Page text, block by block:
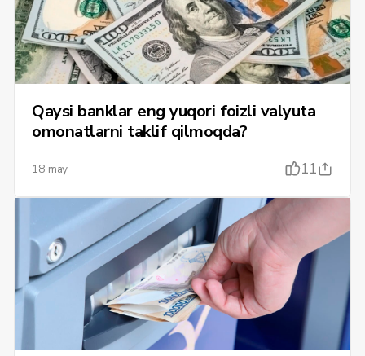
Qaysi banklar eng yuqori foizli valyuta
omonatlarni taklif qilmoqda?
18 may 11